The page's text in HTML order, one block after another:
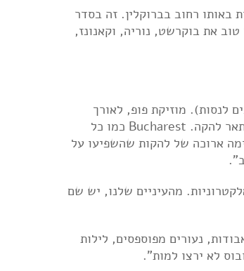
באותו רחוב בברוקלין. זה בסדר
את בוקרשט, נוריה, וקאנונז,
לנסות). מוזיקת פופ, לאורך
ההיסטוריה, מלאת רפרנסים ומחוות, לכן זו הדרך הקלה ולעיתים המתמצתת ביותר לתאר להקה. Bucharest כמו כל
ארוכה של להקות שהשפיעו על
מהעיניים שלנו, יש שם
נעורים מפוספסים, לילות
לא ירצו למות".